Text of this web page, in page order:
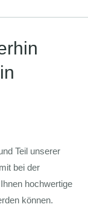
der
2030